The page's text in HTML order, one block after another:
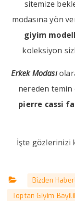
sitemize
modasına yön
giyim
koleksiyon
Erkek Modası
nereden temin
pierre cassi
İşte gözlerinizi
Bizden
Toptan Giyim